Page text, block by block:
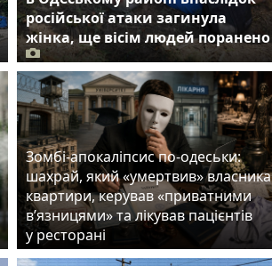
російської атаки загинула
жінка, ще вісім людей поранено
Зомбі-апокаліпсис по-одеськи:
шахрай, який «умертвив» власника
квартири, керував «приватними
в’язницями» та лікував пацієнтів
у ресторані